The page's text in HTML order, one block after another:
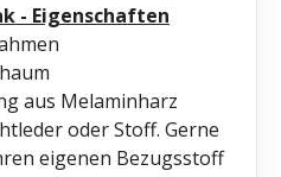
- Eigenschaften
aus Melaminharz
oder Stoff. Gerne
eigenen Bezugsstoff